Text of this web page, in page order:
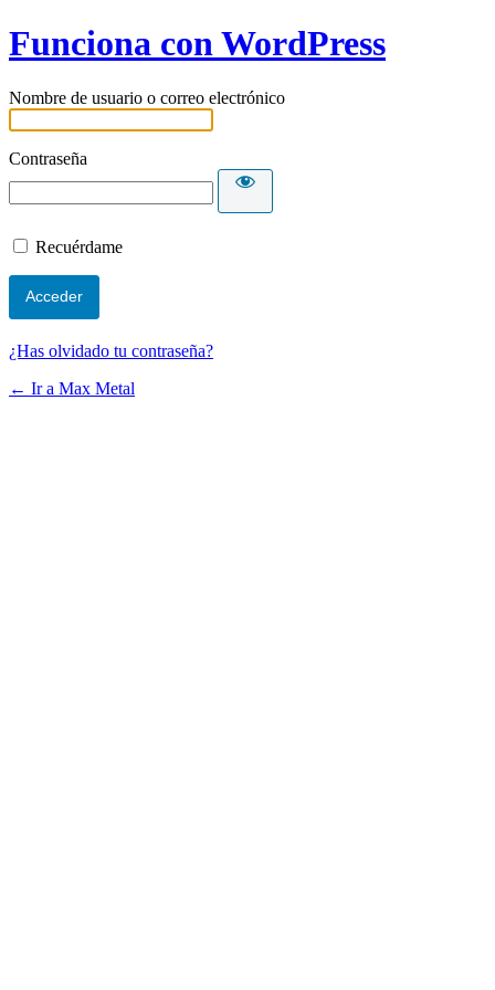
Funciona con WordPress
Nombre de usuario o correo electrónico
Contraseña
Recuérdame
¿Has olvidado tu contraseña?
← Ir a Max Metal